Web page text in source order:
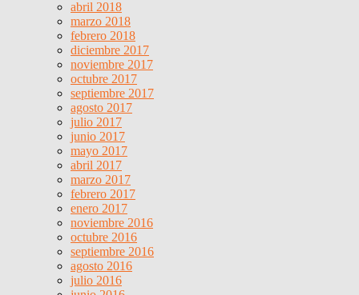
abril 2018
marzo 2018
febrero 2018
diciembre 2017
noviembre 2017
octubre 2017
septiembre 2017
agosto 2017
julio 2017
junio 2017
mayo 2017
abril 2017
marzo 2017
febrero 2017
enero 2017
noviembre 2016
octubre 2016
septiembre 2016
agosto 2016
julio 2016